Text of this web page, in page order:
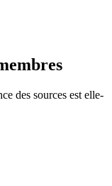
des sources est elle-